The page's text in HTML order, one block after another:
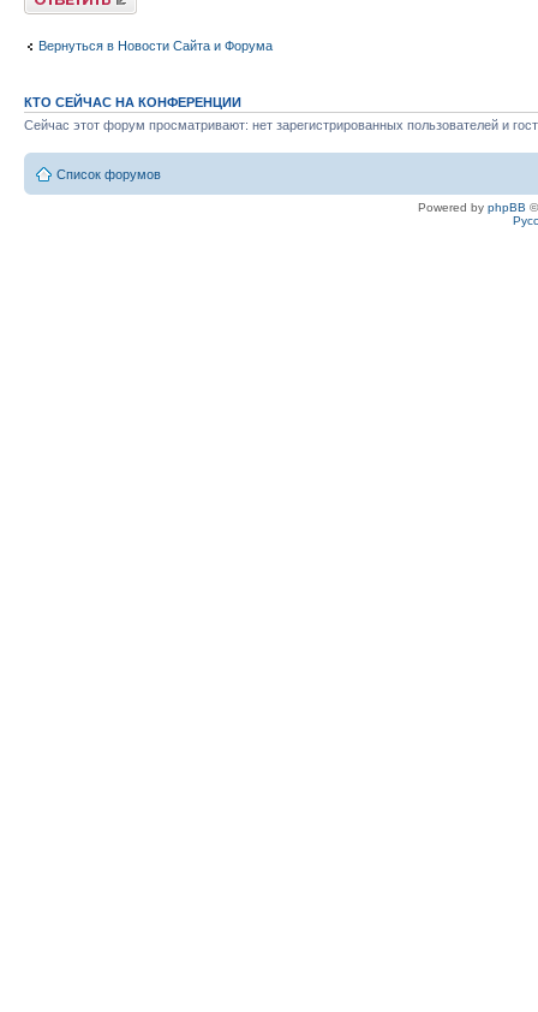
Вернуться в Новости Сайта и Форума
КТО СЕЙЧАС НА КОНФЕРЕНЦИИ
Сейчас этот форум просматривают: нет зарегистрированных пользователей и
Список форумов
Powered by phpBB